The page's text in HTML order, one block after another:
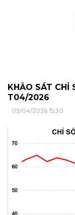
KHẢO SÁT CHỈ
T04/2026
03/04/2026 15:30